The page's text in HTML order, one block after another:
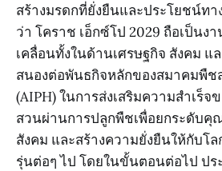
สร้างมรดกที่ยั่งยืนและประโยชน์ทา
ว่า โคราช เอ็กซ์โป 2029 ถือเป็น
เคลื่อนทั้งในด้านเศรษฐกิจ สังคม แ
สนองต่อพันธกิจหลักของสมาคมพืช
(AIPH) ในการส่งเสริมความสำเร็
สวนผ่านการปลูกพืชเพื่อยกระดับ
สังคม และสร้างความยั่งยืนให้กับโ
รุ่นต่อๆ ไป โดยในขั้นตอนต่อไป ปร